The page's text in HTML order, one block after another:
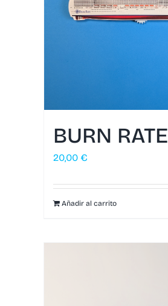
BURN RATE
20,00 €
Añadir al carrito